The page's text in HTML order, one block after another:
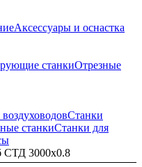
Аксeccyapы и оснастка
станкиОтрезные
Станки
станкиСтанки для
СТД 3000х0.8